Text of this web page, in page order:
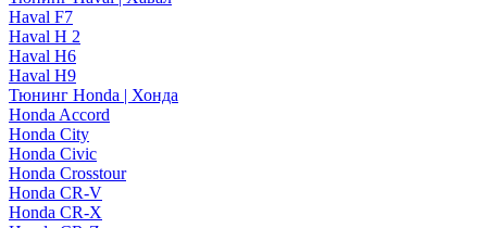
Haval F7
Haval H 2
Haval H6
Haval H9
Тюнинг Honda | Хонда
Honda Accord
Honda City
Honda Civic
Honda Crosstour
Honda CR-V
Honda CR-X